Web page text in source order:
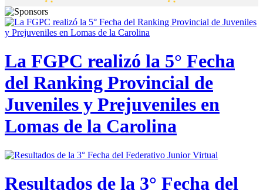
La FGPC realizó la 5° Fecha
del Ranking Provincial de
Juveniles y Prejuveniles en
Lomas de la Carolina
Resultados de la 3° Fecha del